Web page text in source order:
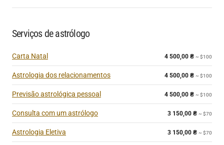
Serviços de astrólogo
Carta Natal 4 500,00 ₴ ~ $100
Astrologia dos relacionamentos 4 500,00 ₴ ~ $100
Previsão astrológica pessoal 4 500,00 ₴ ~ $100
Consulta com um astrólogo 3 150,00 ₴ ~ $70
Astrologia Eletiva 3 150,00 ₴ ~ $70